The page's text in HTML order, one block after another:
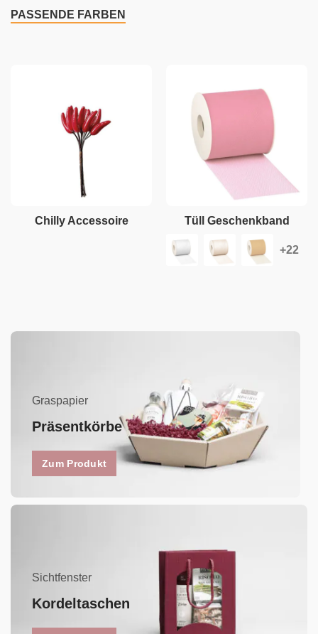
PASSENDE FARBEN
Chilly Accessoire Tüll Geschenkband
Graspapier
Präsentkörbe
Zum Produkt
Sichtfenster
Kordeltaschen